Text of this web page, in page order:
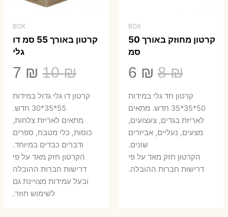
BOX
קרטון מחוזק באורך 50
סמ
8₪
המחיר
המקורי
היה:
8 ₪.
6 ₪
הנוכחיקרטון חד גלי במידות
50*35*35 חדש. מתאים
לאריזת בגדים, צעצועים,
מצעים, נעליים, אביזרים
שונים.
הקרטון חזק מאד על פי
דרישות חברות ההובלה.
BOX
קרטון באורך 55 סמ דו
גלי
10₪
היה:
10 ₪.
7 ₪
7 ₪.
קרטון דו גלי גדול במידות
55*35*30 חדש.
מתאים לאריזת צלחות,
כוסות, כלי מטבח, ספרים
ודברים כבדים במיוחד.
הקרטון חזק מאד על פי
דרישות חברות ההובלה
ובעל עמידות מצויינת גם
לשימוש חוזר.